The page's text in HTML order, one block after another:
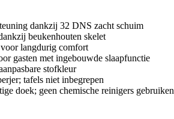
dankzij 32 DNS zacht schuim
beukenhouten skelet
langdurig comfort
gasten met ingebouwde slaapfunctie
stofkleur
tafels niet inbegrepen
doek; geen chemische reinigers gebruiken